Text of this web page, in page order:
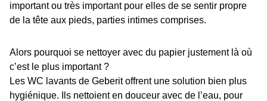
important ou très important pour elles de se sentir propre
de la tête aux pieds, parties intimes comprises.
Alors pourquoi se nettoyer avec du papier justement là où
c’est le plus important ?
Les WC lavants de Geberit offrent une solution bien plus
hygiénique. Ils nettoient en douceur avec de l’eau, pour